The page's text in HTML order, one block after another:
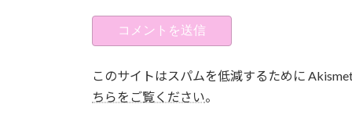
このサイトはスパムを低減するために
ちらをご覧ください。